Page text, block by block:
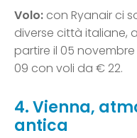
Volo: con Ryanair ci
diverse città italiane,
partire il 05
09 con voli da € 22.
4. Vienna,
antica